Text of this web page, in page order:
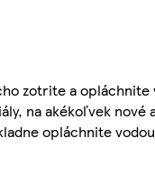
zotrite a opláchnite
na akékoľvek nové
opláchnite